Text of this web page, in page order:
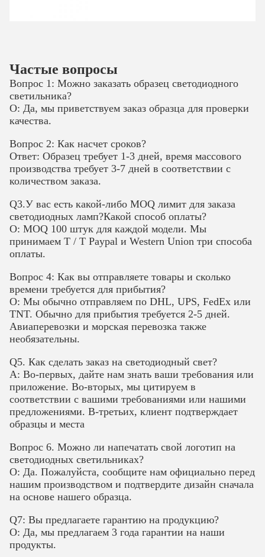
Частые вопросы
Вопрос 1: Можно заказать образец светодиодного
светильника?
О: Да, мы приветствуем заказ образца для проверки
качества.
Вопрос 2: Как насчет сроков?
Ответ: Образец требует 1-3 дней, время массового
производства требует 3-7 дней в соответствии с
количеством заказа.
Q3.У вас есть какой-либо MOQ лимит для заказа
светодиодных ламп?Какой способ оплаты?
О: MOQ 100 штук для каждой модели. Мы
принимаем T / T Paypal и Western Union три способа
оплаты.
Вопрос 4: Как вы отправляете товары и сколько
времени требуется для прибытия?
О: Мы обычно отправляем по DHL, UPS, FedEx или
TNT. Обычно для прибытия требуется 2-5 дней.
Авиаперевозки и морская перевозка также
необязательны.
Q5. Как сделать заказ на светодиодный свет?
A: Во-первых, дайте нам знать ваши требования или
приложение. Во-вторых, мы цитируем в
соответствии с вашими требованиями или нашими
предложениями. В-третьих, клиент подтверждает
образцы и места
Вопрос 6. Можно ли напечатать свой логотип на
светодиодных светильниках?
О: Да. Пожалуйста, сообщите нам официально перед
нашим производством и подтвердите дизайн сначала
на основе нашего образца.
Q7: Вы предлагаете гарантию на продукцию?
О: Да, мы предлагаем 3 года гарантии на наши
продукты.